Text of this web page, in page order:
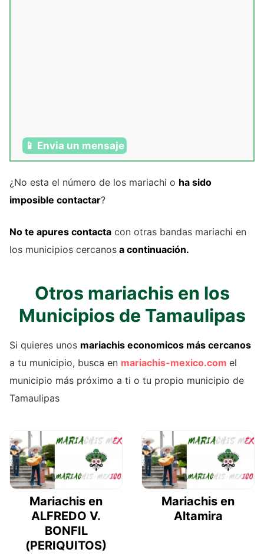
📱 Envia un mensaje
¿No esta el número de los mariachi o ha sido
imposible contactar?
No te apures contacta con otras bandas mariachi en
los municipios cercanos a continuación.
Otros mariachis en los
Municipios de Tamaulipas
Si quieres unos mariachis economicos más cercanos
a tu municipio, busca en mariachis-mexico.com el
municipio más próximo a ti o tu propio municipio de
Tamaulipas
Mariachis en
ALFREDO V.
BONFIL
(PERIQUITOS)
Mariachis en
Altamira